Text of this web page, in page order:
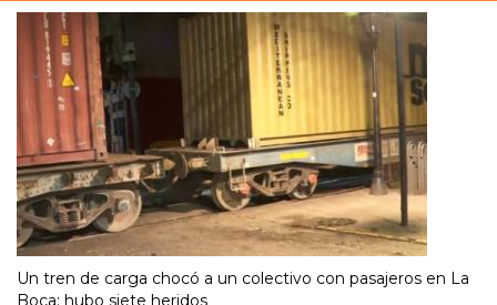
Un tren de carga chocó a un colectivo con pasajeros en La
Boca: hubo siete heridos